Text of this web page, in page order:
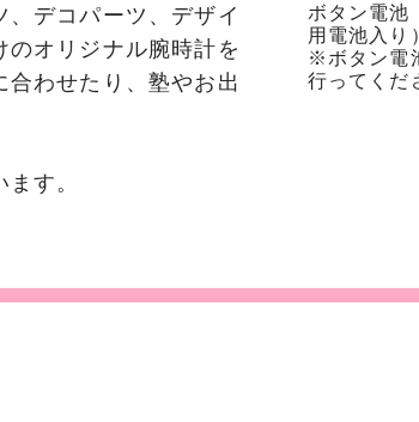
デコパーツ、デザイ
オリジナル腕時計を
わせたり、塾やお出
す。
ボタン電池
用電池入り）
※ボタン電
行ってくだ